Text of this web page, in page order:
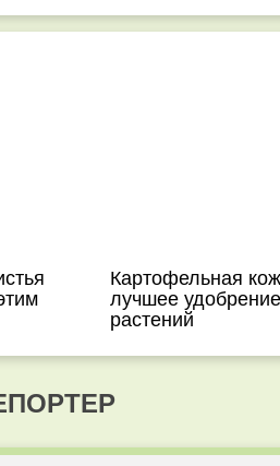
Картофельная
лучшее
растений